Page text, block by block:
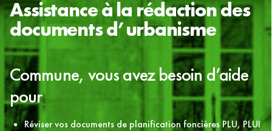
Assistance à la rédaction des
documents d’urbanisme
Commune, vous avez besoin d’aide
pour
Réviser vos documents de planification foncières PLU, PLUI